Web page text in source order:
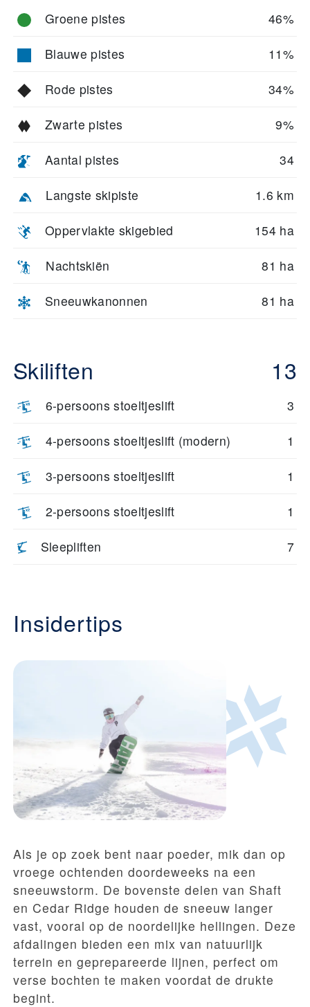
Groene pistes 46%
Blauwe pistes 11%
Rode pistes 34%
Zwarte pistes 9%
Aantal pistes 34
Langste skipiste 1.6 km
Oppervlakte skigebied 154 ha
Nachtskiën 81 ha
Sneeuwkanonnen 81 ha
Skiliften 13
6-persoons stoeltjeslift 3
4-persoons stoeltjeslift (modern) 1
3-persoons stoeltjeslift 1
2-persoons stoeltjeslift 1
Sleepliften 7
Insidertips
Als je op zoek bent naar poeder, mik dan op
vroege ochtenden doordeweeks na een
sneeuwstorm. De bovenste delen van Shaft
en Cedar Ridge houden de sneeuw langer
vast, vooral op de noordelijke hellingen. Deze
afdalingen bieden een mix van natuurlijk
terrein en geprepareerde lijnen, perfect om
verse bochten te maken voordat de drukte
begint.